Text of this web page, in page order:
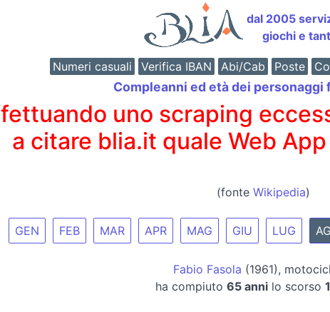
dal 2005
giochi e
Numeri casuali Verifica IBAN Abi/Cab Poste
Compleanni ed età dei personaggi
uno scraping
a citare blia.it quale Web
(fonte Wikipedia)
GEN FEB MAR APR MAG GIU LUG
Fabio Fasola (1961),
ha compiuto 65 annilo scorso